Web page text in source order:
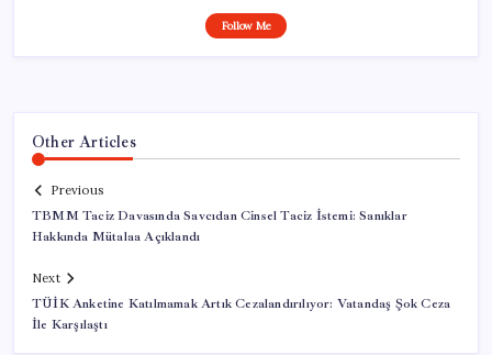
Follow Me
Other Articles
Previous
TBMM Taciz Davasında Savcıdan Cinsel Taciz İstemi: Sanıklar
Hakkında Mütalaa Açıklandı
Next
TÜİK Anketine Katılmamak Artık Cezalandırılıyor: Vatandaş Şok Ceza
İle Karşılaştı